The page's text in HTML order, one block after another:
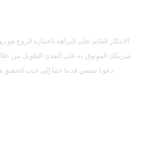
الابتكار القائم على النزاهة باعتباره الروح
شريكك الموثوق به على المدى الطويل من خلال
دعونا نمضي قدما جنبا إلى جنب لتحقيق هدف التعاون المربح للجانبين.